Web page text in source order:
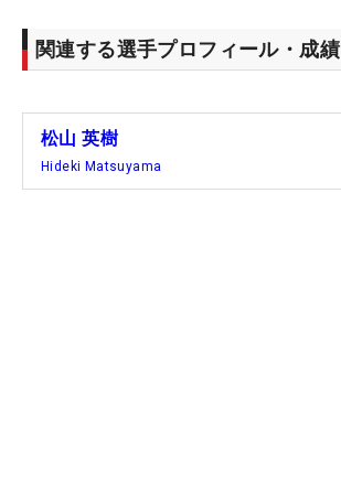
関連する選手プロフィール・成績
松山 英樹
Hideki Matsuyama